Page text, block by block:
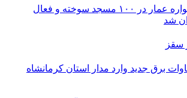
فیلم‌های جشنواره عمار در ۱۰۰ مسجد سوخته و فعال
شد
سقز
۹ مگاوات برق جدید وارد مدار استان کرمانشاه